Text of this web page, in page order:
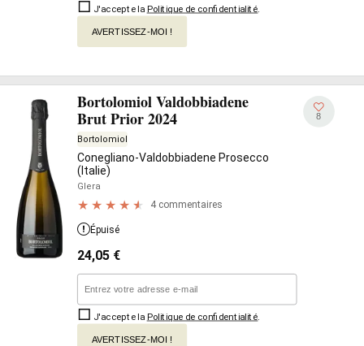
J'accepte la Politique de confidentialité
AVERTISSEZ-MOI !
Bortolomiol Valdobbiadene
Brut Prior 2024
Bortolomiol
Conegliano-Valdobbiadene Prosecco
(Italie)
Glera
4 commentaires
8
Épuisé
24,05 €
J'accepte la Politique de confidentialité
AVERTISSEZ-MOI !